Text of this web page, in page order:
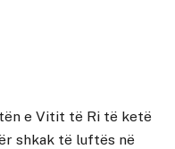
e Vitit të Ri të ketë
shkak të luftës në